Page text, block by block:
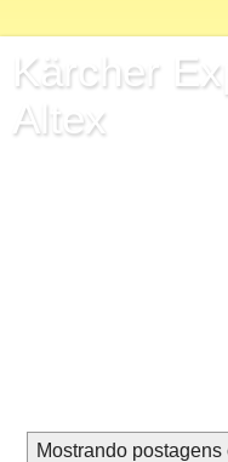
Kärcher
Altex
Mostrando